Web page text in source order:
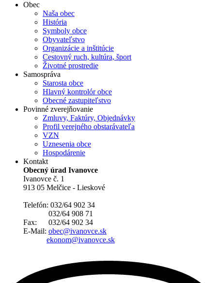
Obec
Naša obec
História
Symboly obce
Obyvateľstvo
Organizácie a inštitúcie
Cestovný ruch, kultúra, šport
Životné prostredie
Samospráva
Starosta obce
Hlavný kontrolór obce
Obecné zastupiteľstvo
Povinné zverejňovanie
Zmluvy, Faktúry, Objednávky
Profil verejného obstarávateľa
VZN
Uznesenia obce
Hospodárenie
Kontakt
Obecný úrad Ivanovce
Ivanovce č. 1
913 05 Melčice - Lieskové
Telefón: 032/64 902 34
032/64 908 71
Fax: 032/64 902 34
E-Mail: obec@ivanovce.sk
ekonom@ivanovce.sk